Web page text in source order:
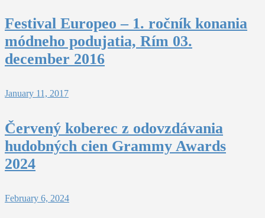
Festival Europeo – 1. ročník konania
módneho podujatia, Rím 03.
december 2016
January 11, 2017
Červený koberec z odovzdávania
hudobných cien Grammy Awards
2024
February 6, 2024